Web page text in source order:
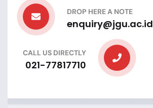
DROP HERE A NOTE
enquiry@jgu.ac.id
CALL US DIRECTLY
021-77817710